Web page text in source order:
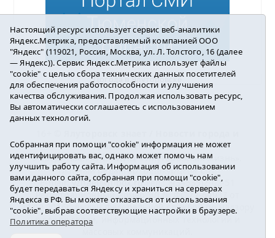
Погода в Ялуторовске
района2016-2023
Учредитель: АНО «ИИЦ « Ялуторовская жизнь».
Главный редактор: Вешкурцева С.П.
E-mail:yznaet@inbox.ruТел.: 8(34535)2-02-51
Регистрационный номер ЭЛ № ФС 77-64937 от
24.02.2016г. выдан Федеральной службой по надзору
в сфере связи, информационных технологий и
Настоящий ресурс использует сервис веб-аналитики
Яндекс.Метрика, предоставляемый компанией ООО
"Яндекс" (119021, Россия, Москва, ул. Л. Толстого, 16 (далее
— Яндекс)). Сервис Яндекс.Метрика использует файлы
"cookie" с целью сбора технических данных посетителей
для обеспечения работоспособности и улучшения
качества обслуживания. Продолжая использовать ресурс,
Вы автоматически соглашаетесь с использованием
данных технологий.
Собранная при помощи "cookie" информация не может
идентифицировать вас, однако может помочь нам
улучшить работу сайта. Информация об использовании
вами данного сайта, собранная при помощи "cookie",
будет передаваться Яндексу и храниться на серверах
Яндекса в РФ. Вы можете отказаться от использования
"cookie", выбрав соответствующие настройки в браузере.
Политика оператора